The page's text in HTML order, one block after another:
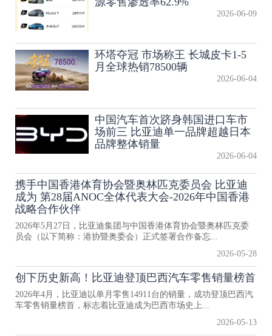
2026-06-09
环塔夺冠 市场称王 长城皮卡1-5
月全球热销78500辆
2026-06-04
中国汽车首次跻身韩国进口车市
场前三 比亚迪单一品牌超越日本
品牌整体销量
2026-06-04
携手中国香港体育协会暨奥林匹克委员会 比亚迪
成为 第28届ANOC全体代表大会-2026年中国香港
战略合作伙伴
2026年5月27日，比亚迪集团与中国香港体育协会暨奥林匹克委
员会（以下简称：港协暨奥委会）正式签署合作备忘...
2026-05-28
创下历史新高！比亚迪登顶巴西汽车零售销量榜首
2026年4月，比亚迪以单月零售14911台的销量，成功登顶巴西汽
车零售销量榜首，标志着比亚迪成为巴西市场史上...
2026-05-13